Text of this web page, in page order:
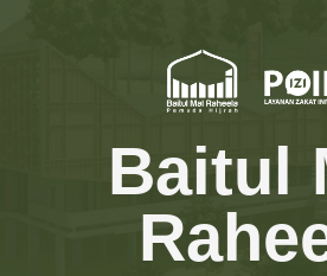
Baitul